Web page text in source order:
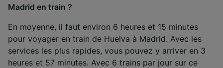
Madrid en train ?
En moyenne, il faut environ 6 heures et 15 minutes
pour voyager en train de Huelva à Madrid. Avec les
services les plus rapides, vous pouvez y arriver en 3
heures et 57 minutes. Avec 6 trains par jour sur ce